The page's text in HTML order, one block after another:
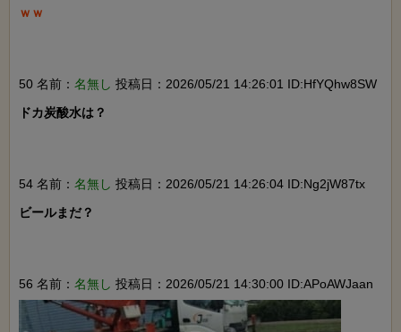
ｗｗ
50 名前： 名無し 投稿日：2026/05/21 14:26:01 ID:HfYQhw8SW
ドカ炭酸水は？
54 名前： 名無し 投稿日：2026/05/21 14:26:04 ID:Ng2jW87tx
ビールまだ？
56 名前： 名無し 投稿日：2026/05/21 14:30:00 ID:APoAWJaan